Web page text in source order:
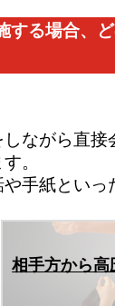
する場合、
ながら直
。
手紙といっ
相手方から高